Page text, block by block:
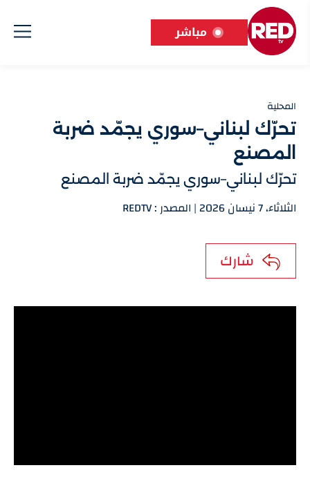
مباشر
المحلية
تحرّك لبناني–سوري يجمّد ضربة
المصنع
تحرّك لبناني–سوري يجمّد ضربة المصنع
الثلاثاء، 7 نيسان 2026 | المصدر : REDTV
شارك